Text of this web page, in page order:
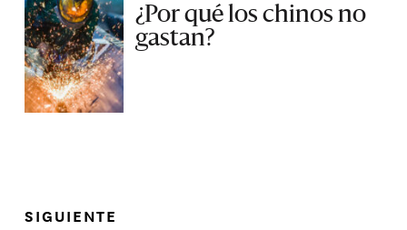
¿Por qué los chinos no
gastan?
SIGUIENTE